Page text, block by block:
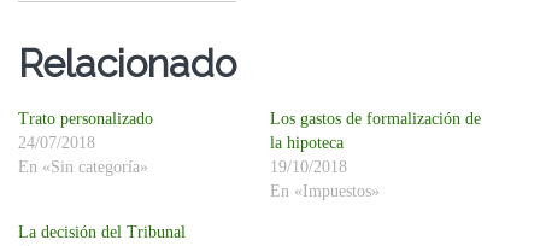
Relacionado
Trato personalizado
24/07/2018
En «Sin categoría»
Los gastos de formalización de
la hipoteca
19/10/2018
En «Impuestos»
La decisión del Tribunal